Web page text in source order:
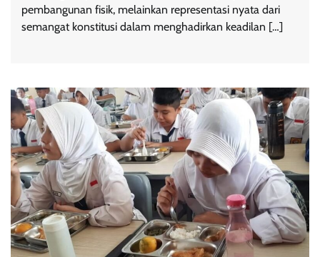
pembangunan fisik, melainkan representasi nyata dari
semangat konstitusi dalam menghadirkan keadilan […]